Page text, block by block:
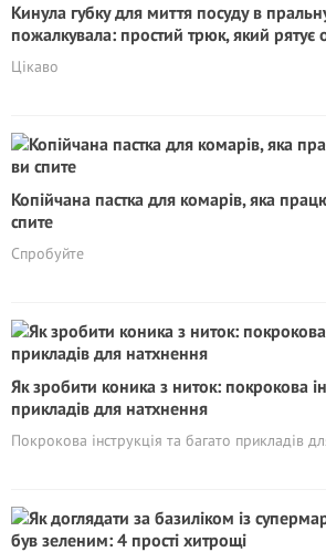
Кинула губку для миття посуду в
пожалкувала: простий трюк, який рятує
Цікаво
Копійчана пастка для комарів, яка
спите
Спробуйте
Як зробити коника з ниток: покрокова
прикладів для натхнення
Покрокова інструкція та багато прикладів